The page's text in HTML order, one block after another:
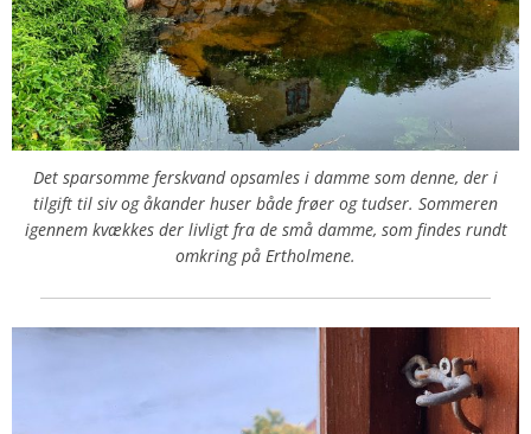
Det sparsomme ferskvand opsamles i damme som denne, der i
tilgift til siv og åkander huser både frøer og tudser. Sommeren
igennem kvækkes der livligt fra de små damme, som findes rundt
omkring på Ertholmene.